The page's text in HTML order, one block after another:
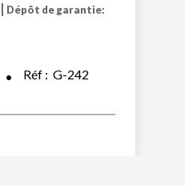
| Dépôt de garantie:
Réf : G-242